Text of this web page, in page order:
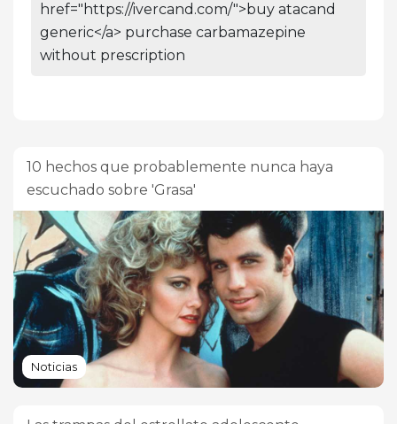
href="https://ivercand.com/">buy atacand
generic</a> purchase carbamazepine
without prescription
10 hechos que probablemente nunca haya
escuchado sobre 'Grasa'
Noticias